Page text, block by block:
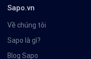
Sapo.vn
Về chúng tôi
Sapo là gì?
Blog Sapo